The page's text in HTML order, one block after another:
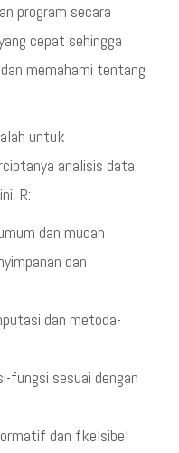
program secara
cepat sehingga
memahami tentang
untuk
analisis data
R:
dan mudah
dan
dan metoda-
fungsi sesuai dengan
dan fkelsibel